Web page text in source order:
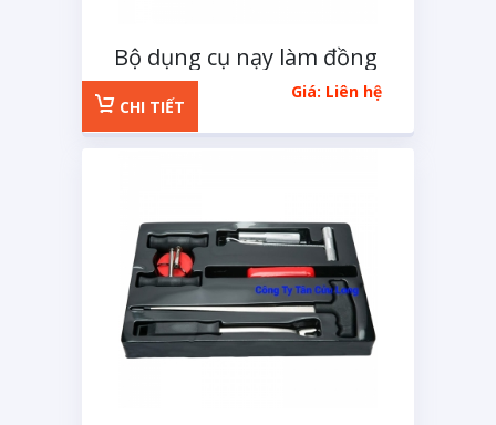
Bộ dụng cụ nạy làm đồng
ô tô 13 chi tiết
Giá: Liên hệ
CHI TIẾT